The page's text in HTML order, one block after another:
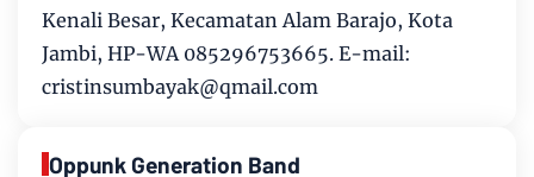
Kenali Besar, Kecamatan Alam Barajo, Kota
Jambi, HP-WA 085296753665. E-mail:
cristinsumbayak@qmail.com
Oppunk Generation Band